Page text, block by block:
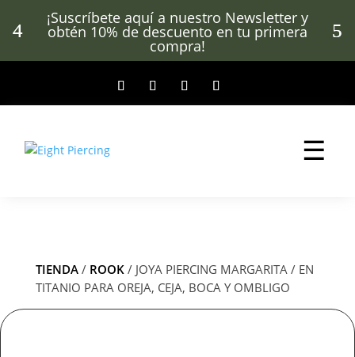
¡Suscríbete aquí a nuestro Newsletter y
obtén 10% de descuento en tu primera
compra!
☰
TIENDA/ ROOK/ JOYA PIERCING MARGARITA / EN
TITANIO PARA OREJA, CEJA, BOCA Y OMBLIGO